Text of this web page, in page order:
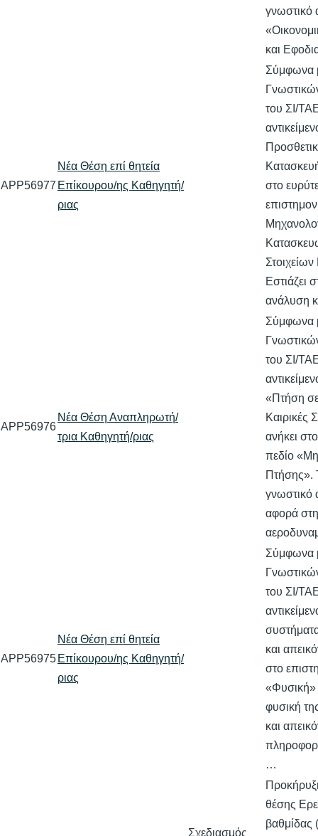
γνωστικό
και
APP56977
Νέα Θέση επί θητεία
Επίκουρου/ης Καθηγητή/
ριας
Σύμφωνα
του ΣΙ/
στο
Εστιάζει
ανάλυση
APP56976
Νέα Θέση Αναπληρωτή/
τρια Καθηγητή/ριας
Σύμφωνα
του ΣΙ/
«Πτήση σε
Καιρικές
ανήκει
πεδίο
Πτήσης».
γνωστικό
αφορά
APP56975
Νέα Θέση επί θητεία
Επίκουρου/ης Καθηγητή/
ριας
Σύμφωνα
του ΣΙ/
και
στο
«Φυσική»
φυσική
και
…
Σχεδιασμός
θέσης
βαθμίδας